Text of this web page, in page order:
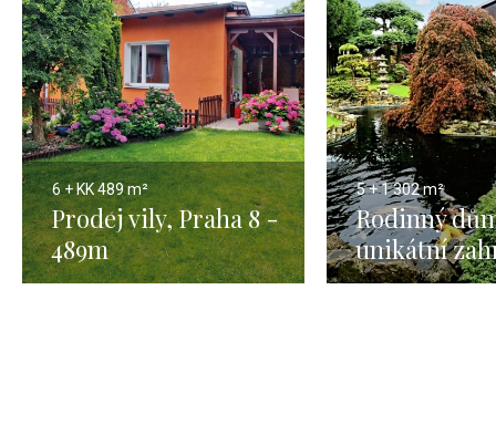
6 + KK489 m²
Prodej vily, Praha 8 -
489m
5 + 1302 m²
Rodinný
unikátní
Praha